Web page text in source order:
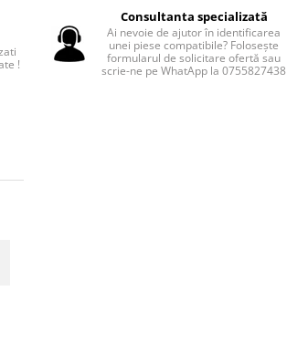
!
Consultanta specializată
Ai nevoie de ajutor în identificarea
unei piese compatibile? Folosește
formularul de solicitare ofertă sau
scrie-ne pe WhatApp la 0755827438